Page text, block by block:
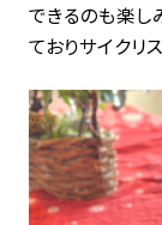
できるのも楽し
ておりサイクリ